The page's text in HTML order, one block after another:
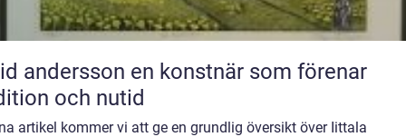
en konstnär som förenar
och nutid
artikel kommer vi att ge en grundlig översikt över Iittala